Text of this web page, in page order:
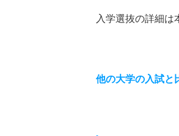
入学選抜の詳細は
他の大学の入試と